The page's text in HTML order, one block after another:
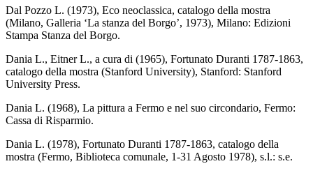
Dal Pozzo L. (1973), Eco neoclassica, catalogo della mostra
(Milano, Galleria ‘La stanza del Borgo’, 1973), Milano: Edizioni
Stampa Stanza del Borgo.
Dania L., Eitner L., a cura di (1965), Fortunato Duranti 1787-1863,
catalogo della mostra (Stanford University), Stanford: Stanford
University Press.
Dania L. (1968), La pittura a Fermo e nel suo circondario, Fermo:
Cassa di Risparmio.
Dania L. (1978), Fortunato Duranti 1787-1863, catalogo della
mostra (Fermo, Biblioteca comunale, 1-31 Agosto 1978), s.l.: s.e.